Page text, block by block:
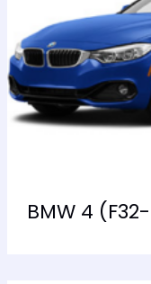
BMW 4